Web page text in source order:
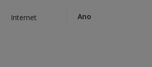
Internet Ano